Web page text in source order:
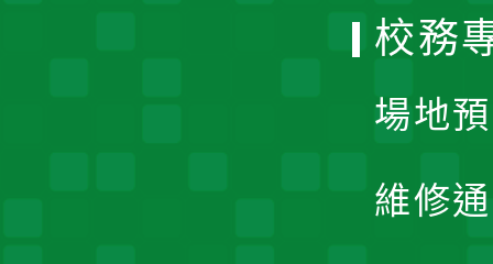
校務
場地
維修